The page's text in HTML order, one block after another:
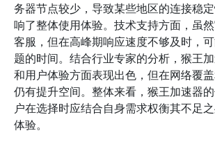
务器节点较少，导致某些地区的连接稳
响了整体使用体验。技术支持方面，虽
客服，但在高峰期响应速度不够及时，
题的时间。结合行业专家的分析，猴王
和用户体验方面表现出色，但在网络覆
仍有提升空间。整体来看，猴王加速器
户在选择时应结合自身需求权衡其不足
体验。